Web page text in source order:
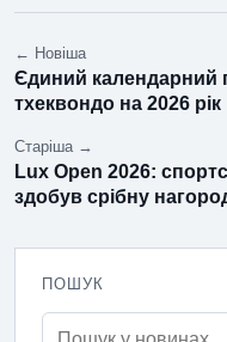
← Новіша
Єдиний календарний
тхеквондо на 2026 рік
Старіша →
Lux Open 2026:
здобув срібну
ПОШУК